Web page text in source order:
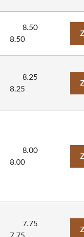
8.50
8.50
8.25
8.25
8.00
8.00
7.75